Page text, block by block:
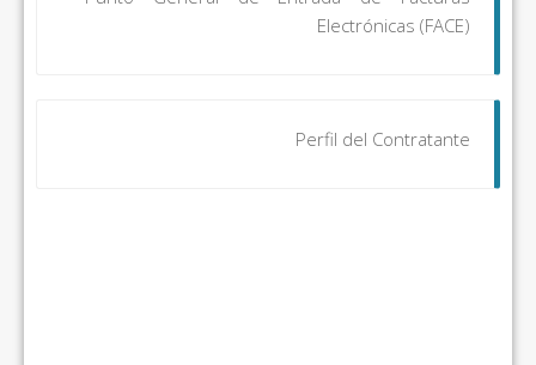
Electrónicas (FACE)
Perfil del Contratante